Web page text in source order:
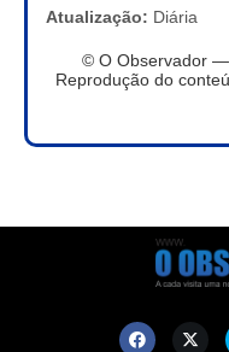
Atualização: Diária
© O Observador —
Reprodução do